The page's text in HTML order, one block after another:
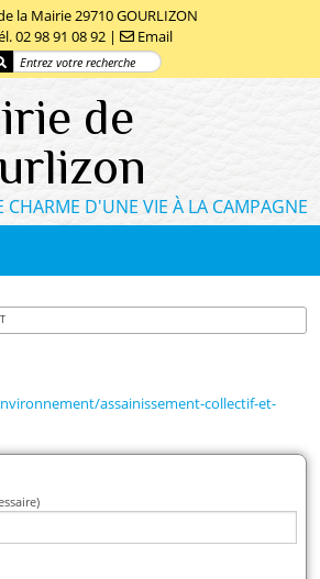
la Mairie 29710 GOURLIZON
02 98 91 08 92 |
Email
de
CHARME D'UNE VIE À LA CAMPAGNE
assainissement-collectif-et-